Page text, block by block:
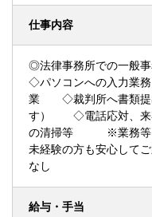
仕事内容
◎法律事務所での一般
◇パソコンへの入力業
業 ◇裁判所へ書類提出
す） ◇電話応対、来
の清掃等 ※業務等
未経験の方も安心し
なし
給与・手当